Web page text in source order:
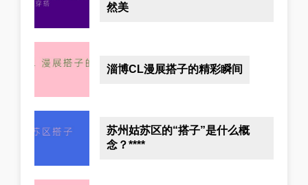
然美
淄博CL漫展搭子的精彩瞬间
苏州姑苏区的“搭子”是什么概
念？****